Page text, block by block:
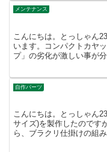
メンテナンス
こんにちは。とっしゃん
います。コンパクトカヤ
プ」の劣化が激しい事が
自作パーツ
こんにちは。とっしゃん
サイズ)を製作したのです
ら、ブラクリ仕掛けの組